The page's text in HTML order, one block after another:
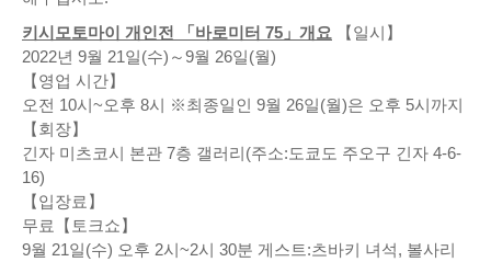
키시모토마이 개인전 「바로미터 75」개요
【일시】
2022년 9월 21일(수)～9월 26일(월)
【영업 시간】
오전 10시~오후 8시 ※최종일인 9월 26일(월)은 오후 5시까지
【회장】
긴자 미츠코시 본관 7층 갤러리(주소:도쿄도 주오구 긴자 4-6-
16)
【입장료】
무료【토크쇼】
9월 21일(수) 오후 2시~2시 30분 게스트:츠바키 녀석, 볼사리